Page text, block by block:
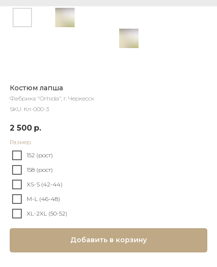
Костюм лапша
Фабрика "Orhida", г. Черкесск
SKU: Кл-000-3
2 500 р.
Размер
152 (рост)
158 (рост)
XS-S (42-44)
M-L (46-48)
XL-2XL (50-52)
Добавить в корзину